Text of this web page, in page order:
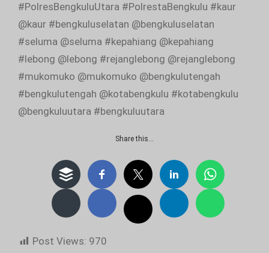
#PolresBengkuluUtara #PolrestaBengkulu #kaur
@kaur #bengkuluselatan @bengkuluselatan
#seluma @seluma #kepahiang @kepahiang
#lebong @lebong #rejanglebong @rejanglebong
#mukomuko @mukomuko @bengkulutengah
#bengkulutengah @kotabengkulu #kotabengkulu
@bengkuluutara #bengkuluutara
Share this…
Post Views: 970